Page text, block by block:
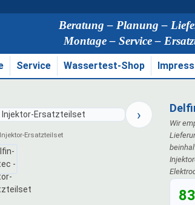
Beratung – Planung –
Montage – Service –
Service Wassertest-Shop
›
Ersatzteilset
Wir